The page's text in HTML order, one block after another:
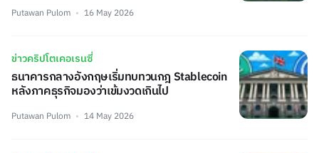
Putawan Pulom 16 May 2026
ข่าวคริปโตเคอเรนซี่
ธนาคารกลางอังกฤษเริ่มทบทวนกฎ Stablecoin
หลังภาคธุรกิจมองว่าเข้มงวดเกินไป
Putawan Pulom 14 May 2026